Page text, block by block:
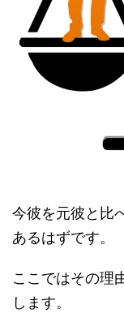
今彼を元彼と比
あるはずです。
ここではその理
します。